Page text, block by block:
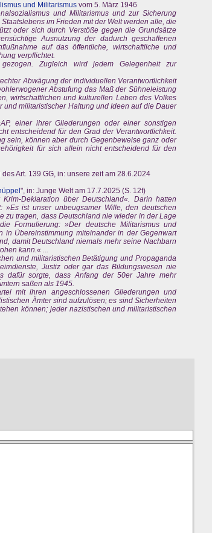
und Militarismus vom 5. März 1946
und Militarismus und zur Sicherung
im Frieden mit der Welt werden alle, die
oder sich durch Verstöße gegen die Grundsätze
Ausnutzung der dadurch geschaffenen
auf das öffentliche, wirtschaftliche und
verpflichtet.
Zugleich wird jedem Gelegenheit zur
Abwägung der individuellen Verantwortlichkeit
Abstufung das Maß der Sühneleistung
wirtschaftlichen und kulturellen Leben des Volkes
militaristischer Haltung und Ideen auf die Dauer
einer ihrer Gliederungen oder einer sonstigen
entscheidend für den Grad der Verantwortlichkeit.
sein, können aber durch Gegenbeweise ganz oder
für sich allein nicht entscheidend für den
Art. 139 GG, in: unsere zeit am 28.6.2024
", in: Junge Welt am 17.7.2025 (S. 12f)
Deklaration über Deutschland«. Darin hatten
ist unser unbeugsamer Wille, den deutschen
zu tragen, dass Deutschland nie wieder in der Lage
Formulierung: »Der deutsche Militarismus und
in Übereinstimmung miteinander in der Gegenwart
damit Deutschland niemals mehr seine Nachbarn
kann.« ...
und militaristischen Betätigung und Propaganda
Justiz oder gar das Bildungswesen nie
dafür sorgte, dass Anfang der 50er Jahre mehr
saßen als 1945.
mit ihren angeschlossenen Gliederungen und
Ämter sind aufzulösen; es sind Sicherheiten
können; jeder nazistischen und militaristischen